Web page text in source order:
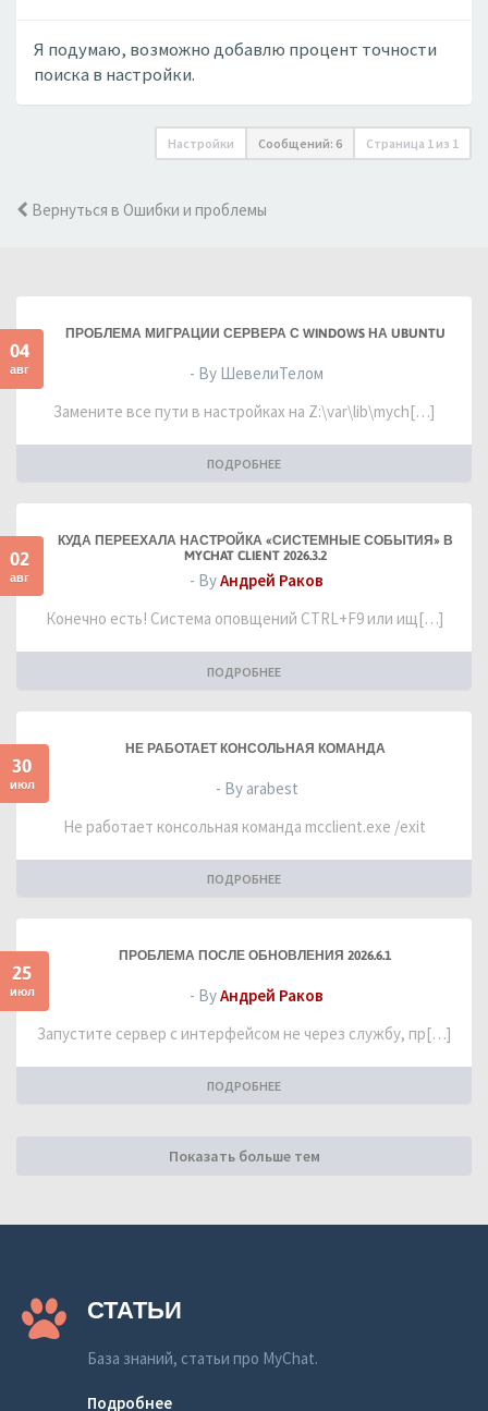
Я подумаю, возможно добавлю процент точности
поиска в настройки.
Настройки Сообщений: 6 Страница 1 из 1
Вернуться в Ошибки и проблемы
04
авг
ПРОБЛЕМА МИГРАЦИИ СЕРВЕРА С WINDOWS НА UBUNTU
- By ШевелиТелом
Замените все пути в настройках на Z:\var\lib\mych[…]
ПОДРОБНЕЕ
02
авг
КУДА ПЕРЕЕХАЛА НАСТРОЙКА «СИСТЕМНЫЕ СОБЫТИЯ» В
MYCHAT CLIENT 2026.3.2
- ByАндрей Раков
Конечно есть! Система оповщений CTRL+F9 или ищ[…]
ПОДРОБНЕЕ
30
июл
НЕ РАБОТАЕТ КОНСОЛЬНАЯ КОМАНДА
- By arabest
Не работает консольная команда mcclient.exe /exit
ПОДРОБНЕЕ
25
июл
ПРОБЛЕМА ПОСЛЕ ОБНОВЛЕНИЯ 2026.6.1
- ByАндрей Раков
Запустите сервер с интерфейсом не через службу, пр[…]
ПОДРОБНЕЕ
Показать больше тем
СТАТЬИ
База знаний, статьи про MyChat.
Подробнее